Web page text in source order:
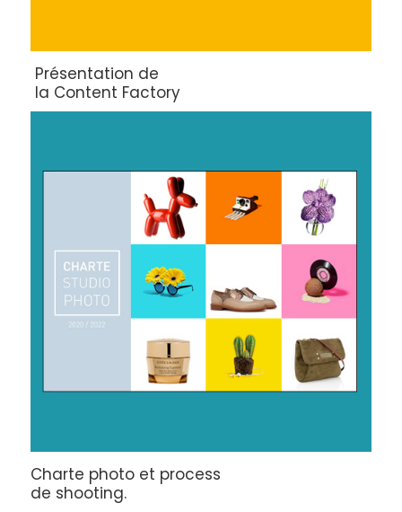
Présentation de
la Content Factory
Charte photo et process
de shooting.